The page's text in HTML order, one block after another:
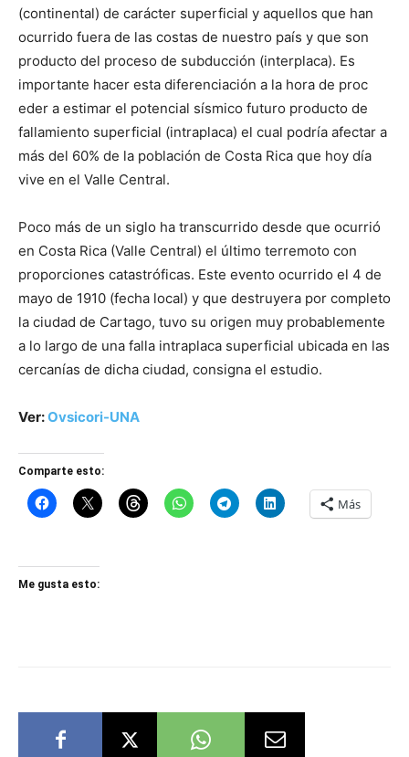
(continental) de carácter superficial y aquellos que han
ocurrido fuera de las costas de nuestro país y que son
producto del proceso de subducción (interplaca). Es
importante hacer esta diferenciación a la hora de proc
eder a estimar el potencial sísmico futuro producto de
fallamiento superficial (intraplaca) el cual podría afectar a
más del 60% de la población de Costa Rica que hoy día
vive en el Valle Central.
Poco más de un siglo ha transcurrido desde que ocurrió
en Costa Rica (Valle Central) el último terremoto con
proporciones catastróficas. Este evento ocurrido el 4 de
mayo de 1910 (fecha local) y que destruyera por completo
la ciudad de Cartago, tuvo su origen muy probablemente
a lo largo de una falla intraplaca superficial ubicada en las
cercanías de dicha ciudad, consigna el estudio.
Ver:Ovsicori-UNA
Comparte esto:
Más
Me gusta esto: